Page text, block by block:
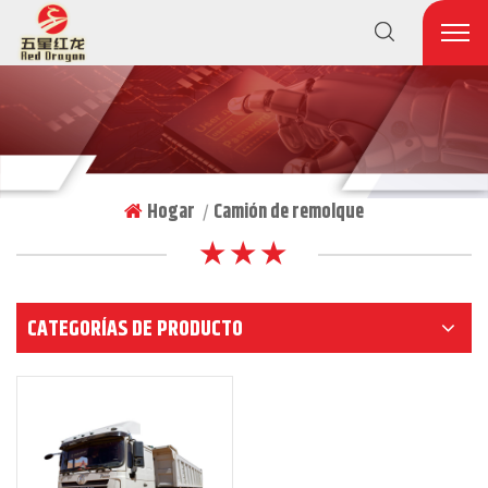
Hogar | Camión de remolque
★ ★ ★
CATEGORÍAS DE PRODUCTO